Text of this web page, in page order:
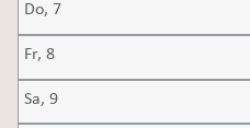
Do, 7
Fr, 8
Sa, 9